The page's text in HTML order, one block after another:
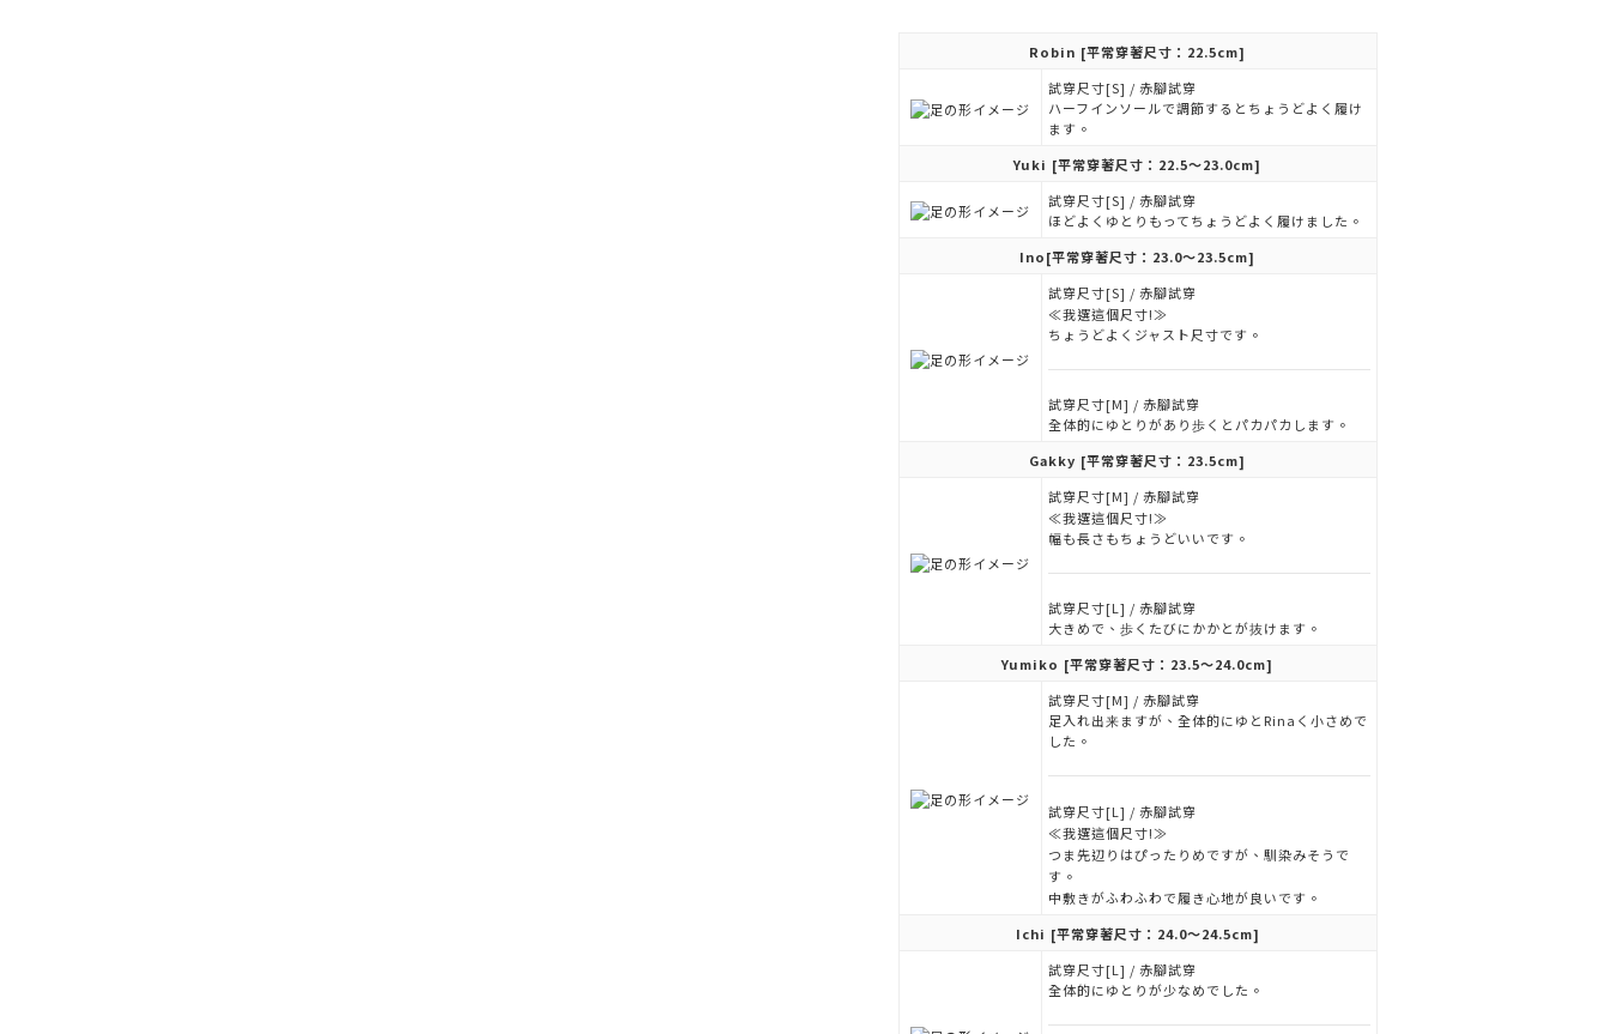
Robin [平常穿著尺寸：22.5cm]
試穿尺寸[S] / 赤腳試穿
ハーフインソールで調節するとちょうどよく履け
ます。
Yuki [平常穿著尺寸：22.5～23.0cm]
試穿尺寸[S] / 赤腳試穿
ほどよくゆとりもってちょうどよく履けました。
Ino[平常穿著尺寸：23.0～23.5cm]
試穿尺寸[S] / 赤腳試穿
≪我選這個尺寸!≫
ちょうどよくジャスト尺寸です。
試穿尺寸[M] / 赤腳試穿
全体的にゆとりがあり歩くとパカパカします。
Gakky [平常穿著尺寸：23.5cm]
試穿尺寸[M] / 赤腳試穿
≪我選這個尺寸!≫
幅も長さもちょうどいいです。
試穿尺寸[L] / 赤腳試穿
大きめで、歩くたびにかかとが抜けます。
Yumiko [平常穿著尺寸：23.5～24.0cm]
試穿尺寸[M] / 赤腳試穿
足入れ出来ますが、全体的にゆとRinaく小さめで
した。
試穿尺寸[L] / 赤腳試穿
≪我選這個尺寸!≫
つま先辺りはぴったりめですが、馴染みそうで
す。
中敷きがふわふわで履き心地が良いです。
Ichi [平常穿著尺寸：24.0～24.5cm]
試穿尺寸[L] / 赤腳試穿
全体的にゆとりが少なめでした。